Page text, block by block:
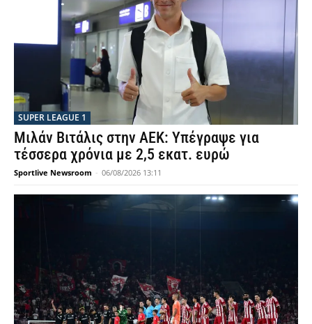
SUPER LEAGUE 1
Μιλάν Βιτάλις στην ΑΕΚ: Υπέγραψε για
τέσσερα χρόνια με 2,5 εκατ. ευρώ
Sportlive Newsroom - 06/08/2026 13:11